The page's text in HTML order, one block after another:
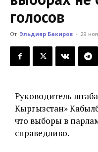
Новости
Кыргызстана
голосов
От Эльдияр Бакиров - 29
Руководитель
Кыргызстан»
что выборы в
справедливо.